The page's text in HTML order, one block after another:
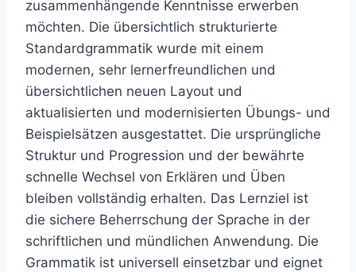
zusammenhängende Kenntnisse erwerben
möchten. Die übersichtlich strukturierte
Standardgrammatik wurde mit einem
modernen, sehr lernerfreundlichen und
übersichtlichen neuen Layout und
aktualisierten und modernisierten Übungs- und
Beispielsätzen ausgestattet. Die ursprüngliche
Struktur und Progression und der bewährte
schnelle Wechsel von Erklären und Üben
bleiben vollständig erhalten. Das Lernziel ist
die sichere Beherrschung der Sprache in der
schriftlichen und mündlichen Anwendung. Die
Grammatik ist universell einsetzbar und eignet